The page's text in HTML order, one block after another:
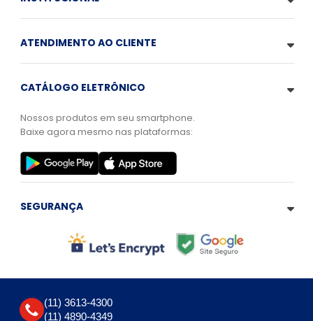
ATENDIMENTO AO CLIENTE
CATÁLOGO ELETRÔNICO
Nossos produtos em seu smartphone.
Baixe agora mesmo nas plataformas:
SEGURANÇA
(11) 3613-4300
(11) 4890-4349